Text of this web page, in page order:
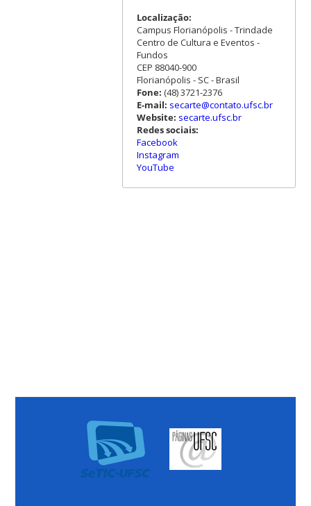
Localização:
Campus Florianópolis - Trindade
Centro de Cultura e Eventos -
Fundos
CEP 88040-900
Florianópolis - SC - Brasil
Fone: (48) 3721-2376
E-mail: secarte@contato.ufsc.br
Website: secarte.ufsc.br
Redes sociais:
Facebook
Instagram
YouTube